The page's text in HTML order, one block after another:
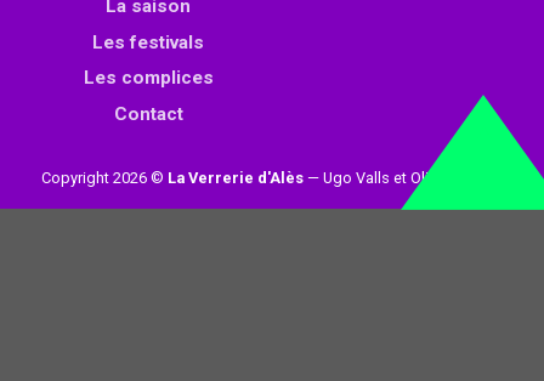
La saison
Les festivals
Les complices
Contact
Copyright 2026 © La Verrerie d'Alès— Ugo Valls et Olivier Loynet